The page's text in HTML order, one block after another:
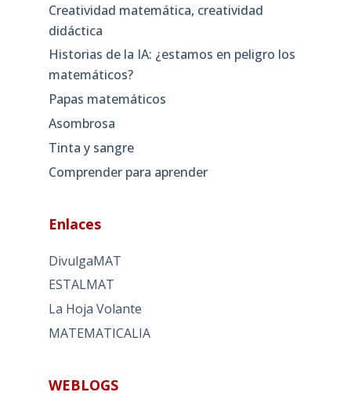
Creatividad matemática, creatividad
didáctica
Historias de la IA: ¿estamos en peligro los
matemáticos?
Papas matemáticos
Asombrosa
Tinta y sangre
Comprender para aprender
Enlaces
DivulgaMAT
ESTALMAT
La Hoja Volante
MATEMATICALIA
WEBLOGS